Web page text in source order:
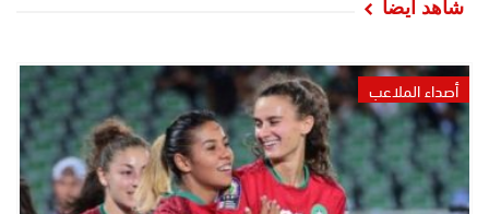
شاهد أيضا
أصداء الملاعب